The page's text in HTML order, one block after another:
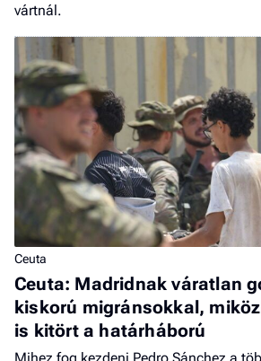
vártnál.
Ceuta
Ceuta: Madridnak váratlan
kiskorú migránsokkal,
is kitört a határháború